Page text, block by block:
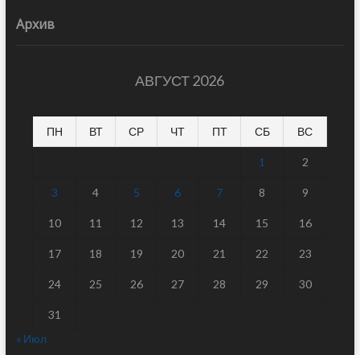
Архив
АВГУСТ 2026
ПН ВТ СР ЧТ ПТ СБ ВС
1 2
3 4 5 6 7 8 9
10 11 12 13 14 15 16
17 18 19 20 21 22 23
24 25 26 27 28 29 30
31
« Июл